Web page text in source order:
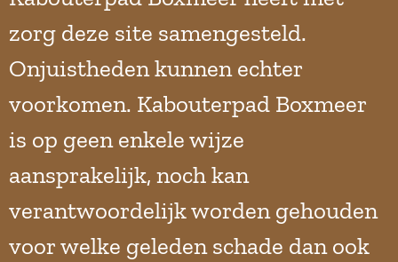
zorg deze site samengesteld.
Onjuistheden kunnen echter
voorkomen. Kabouterpad Boxmeer
is op geen enkele wijze
aansprakelijk, noch kan
verantwoordelijk worden gehouden
voor welke geleden schade dan ook